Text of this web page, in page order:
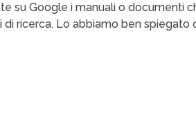
su Google i manuali o documenti
di ricerca. Lo abbiamo ben spiegato